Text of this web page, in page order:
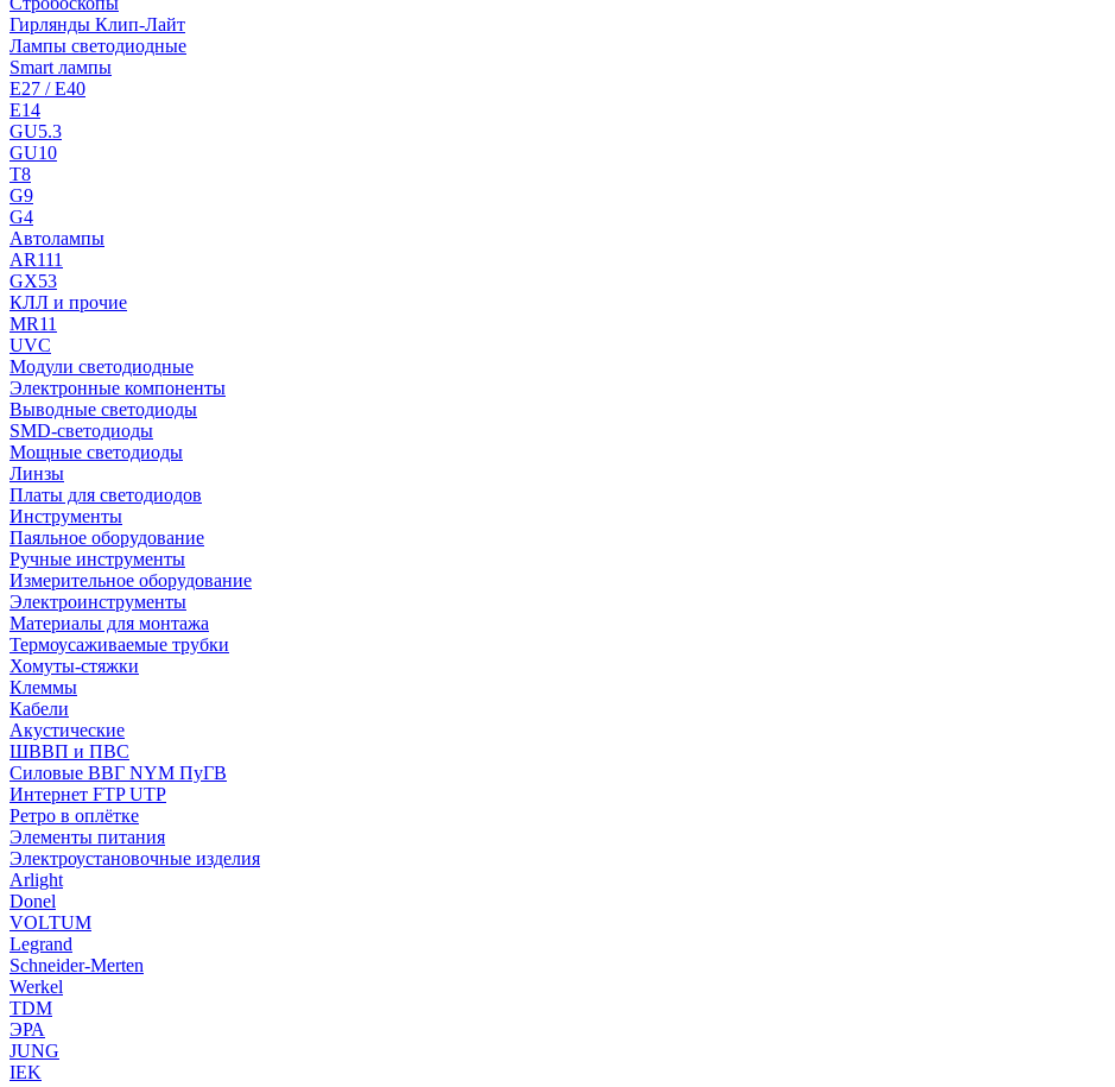
Гирлянды Клип-Лайт
Лампы светодиодные
Smart лампы
E27 / E40
E14
GU5.3
GU10
T8
G9
G4
Автолампы
AR111
GX53
КЛЛ и прочие
MR11
UVC
Модули светодиодные
Электронные компоненты
Выводные светодиоды
SMD-светодиоды
Мощные светодиоды
Линзы
Платы для светодиодов
Инструменты
Паяльное оборудование
Ручные инструменты
Измерительное оборудование
Электроинструменты
Материалы для монтажа
Термоусаживаемые трубки
Хомуты-стяжки
Клеммы
Кабели
Акустические
ШВВП и ПВС
Силовые ВВГ NYM ПуГВ
Интернет FTP UTP
Ретро в оплётке
Элементы питания
Электроустановочные изделия
Arlight
Donel
VOLTUM
Legrand
Schneider-Merten
Werkel
TDM
ЭРА
JUNG
IEK